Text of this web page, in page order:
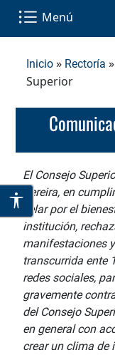
Menú
Inicio » Rectoría
Superior
El Consejo
Pereira, en
velar por el
institución,
manifestaciones
transcurrida ente
redes sociales,
gravemente
del Consejo
en general con
crear un clima de